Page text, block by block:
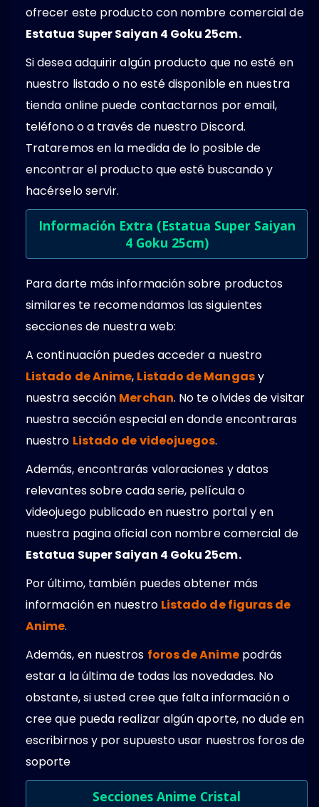
ofrecer este producto con nombre comercial de
Estatua Super Saiyan 4 Goku 25cm.
Si desea adquirir algún producto que no esté en
nuestro listado o no esté disponible en nuestra
tienda online puede contactarnos por email,
teléfono o a través de nuestro Discord.
Trataremos en la medida de lo posible de
encontrar el producto que esté buscando y
hacérselo servir.
Información Extra (Estatua Super Saiyan
4 Goku 25cm)
Para darte más información sobre productos
similares te recomendamos las siguientes
secciones de nuestra web:
A continuación puedes acceder a nuestro
Listado de Anime, Listado de Mangasy
nuestra sección Merchan. No te olvides de visitar
nuestra sección especial en donde encontraras
nuestro Listado de videojuegos.
Además, encontrarás valoraciones y datos
relevantes sobre cada serie, película o
videojuego publicado en nuestro portal y en
nuestra pagina oficial con nombre comercial de
Estatua Super Saiyan 4 Goku 25cm.
Por último, también puedes obtener más
información en nuestro Listado de figuras de
Anime.
Además, en nuestros foros de Animepodrás
estar a la última de todas las novedades. No
obstante, si usted cree que falta información o
cree que pueda realizar algún aporte, no dude en
escribirnos y por supuesto usar nuestros foros de
soporte
Secciones Anime Cristal